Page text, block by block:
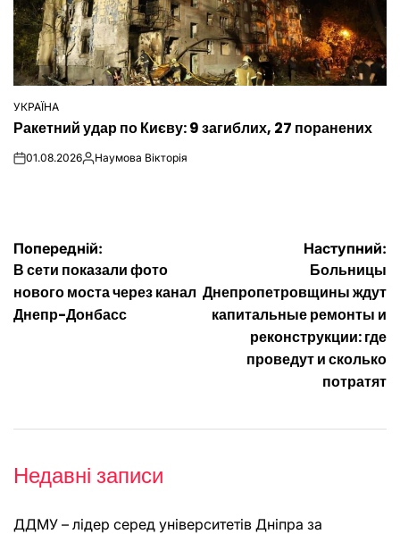
ОПУБЛІКУВАТИ
У
УКРАЇНА
Ракетний удар по Києву: 9 загиблих, 27 поранених
on01.08.2026Опубліковано
Наумова Вікторія
Навігація
записів
Попередній:
В сети показали фото
нового моста через канал
Днепр-Донбасс
Наступний:
Больницы
Днепропетровщины ждут
капитальные ремонты и
реконструкции: где
проведут и сколько
потратят
Недавні записи
ДДМУ – лідер серед університетів Дніпра за